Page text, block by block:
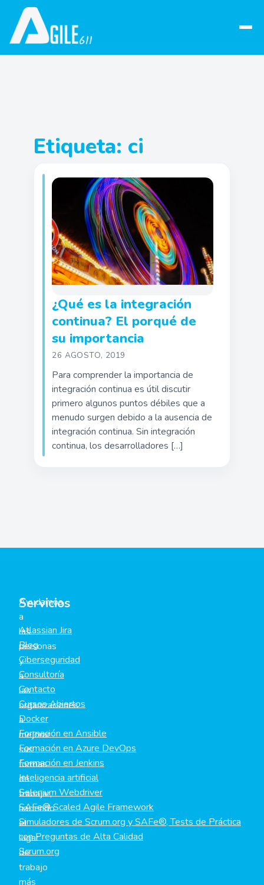
Abrir
Etiqueta: ci
¿Qué es la integración
continua? El porqué de
su importancia
26 AGOSTO, 2019
Para comprender la importancia de
integración continua es útil discutir
primero algunos puntos débiles que a
menudo surgen debido a la ausencia de
integración continua. Sin integración
continua, los desarrolladores […]
Ayudamos
a
las
personas
y
a
las
organizaciones
a
mejorar
sus
formas
de
trabajar,
haciendo
el
lugar
de
trabajo
más
Servicios
Atlassian Jira
Blog
Ciberseguridad
Consultoría
Contacto
Cursos Abiertos
Docker
Formación en Ansible
Formación en Azure DevOps
Formación en Jenkins
Inteligencia artificial
Selenium Webdriver
SAFe® Scaled Agile Framework
Simuladores de Scrum.org y SAFe®, Tests de Práctica
con Preguntas de Alta Calidad
Scrum.org